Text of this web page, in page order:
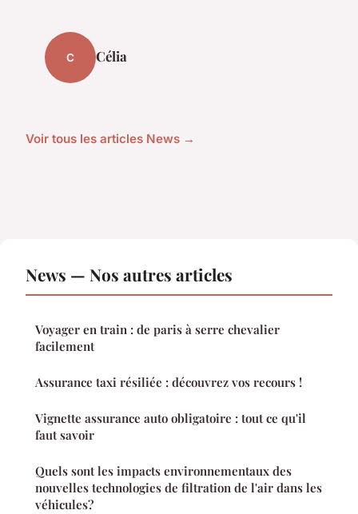
C Célia
Voir tous les articles News →
News — Nos autres articles
Voyager en train : de paris à serre chevalier
facilement
Assurance taxi résiliée : découvrez vos recours !
Vignette assurance auto obligatoire : tout ce qu'il
faut savoir
Quels sont les impacts environnementaux des
nouvelles technologies de filtration de l'air dans les
véhicules?